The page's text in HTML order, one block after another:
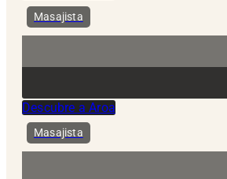
Masajista
Descubre a Aroa
Masajista